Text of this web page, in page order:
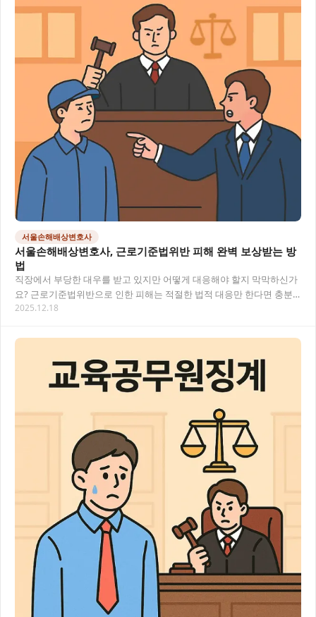
서울손해배상변호사
서울손해배상변호사, 근로기준법위반 피해 완벽 보상받는 방
법
직장에서 부당한 대우를 받고 있지만 어떻게 대응해야 할지 막막하신가
요? 근로기준법위반으로 인한 피해는 적절한 법적 대응만 한다면 충분
한 배상을 받을 수 있습니다. 이 글에서는 서울…
2025.12.18